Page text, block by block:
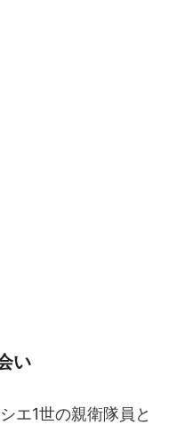
い
エ1世の親衛隊員と